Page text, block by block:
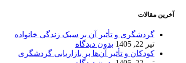
آخرین مقالات
گردشگری و تأثیر آن بر سبک زندگی خانواده
تیر 22, 1405
بدون دیدگاه
کودکان و تأثیر آن‌ها بر بازاریابی گردشگری